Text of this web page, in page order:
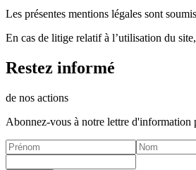
Les présentes mentions légales sont
En cas de litige relatif à l’utilisation du
Restez informé
de nos actions
Abonnez-vous à notre lettre d'information